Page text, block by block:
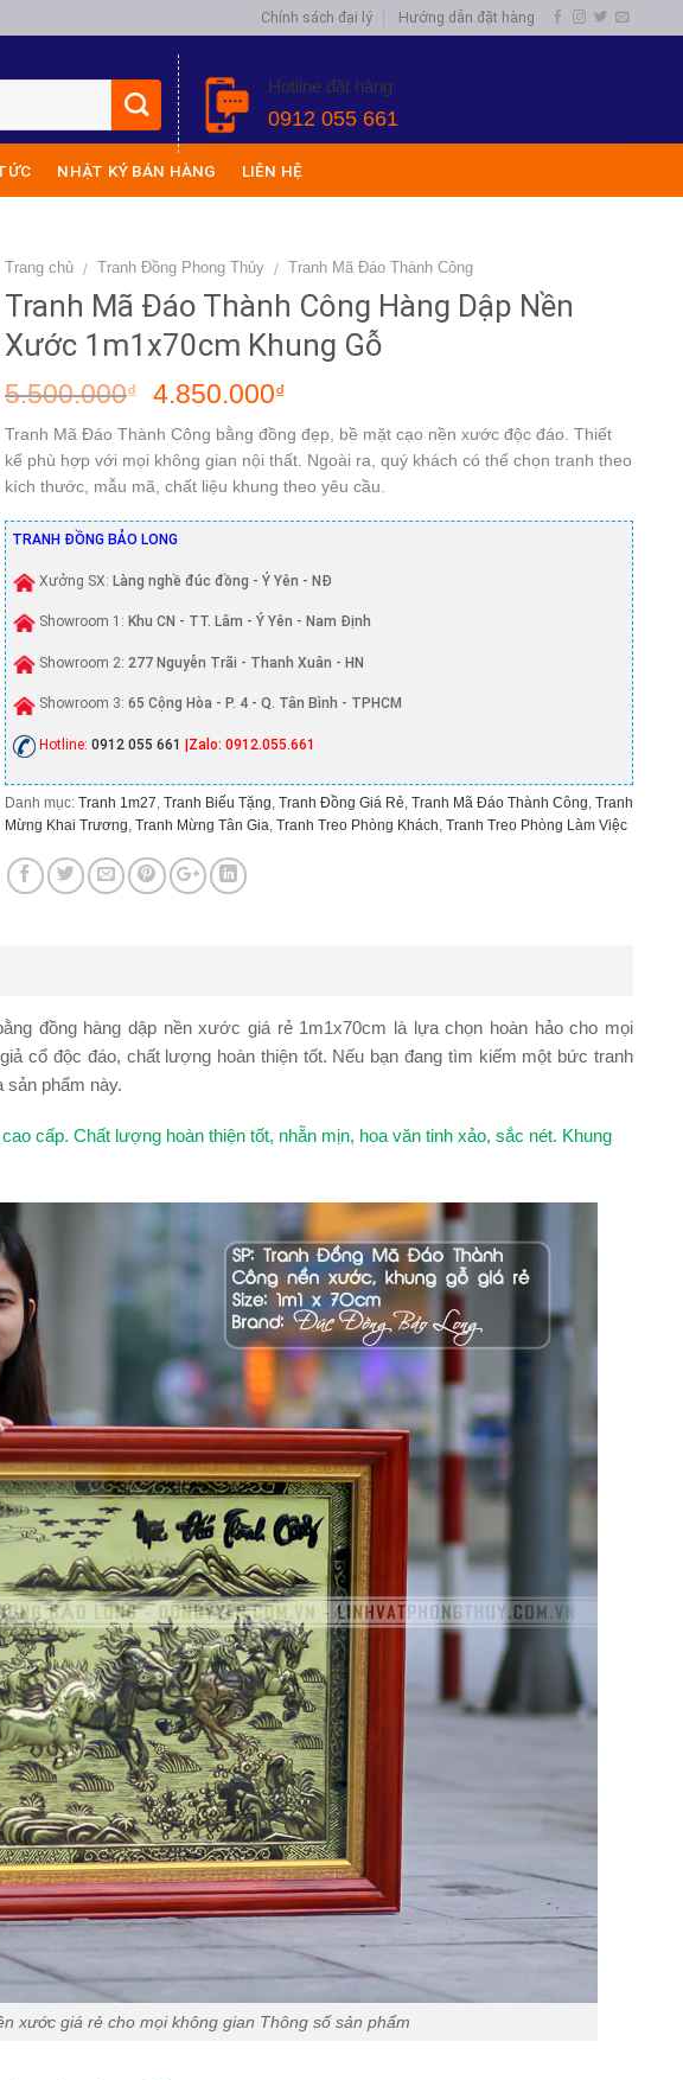
Chính sách đại lý Hướng dẫn đặt hàng
Hotline đặt hàng
0912 055 661
NHẬT KÝ BÁN HÀNG LIÊN HỆ
Trang chủ / Tranh Đồng Phong Thủy / Tranh Mã Đáo Thành Công
Tranh Mã Đáo Thành Công Hàng Dập Nền
Xước 1m1x70cm Khung Gỗ
5.500.000₫ 4.850.000₫
Tranh Mã Đáo Thành Công bằng đồng đẹp, bề mặt cạo nền xước độc đáo. Thiết
kế phù hợp với mọi không gian nội thất. Ngoài ra, quý khách có thể chọn tranh theo
kích thước, mẫu mã, chất liệu khung theo yêu cầu.
TRANH ĐỒNG BẢO LONG
Xưởng SX: Làng nghề đúc đồng - Ý Yên - NĐ
Showroom 1: Khu CN - TT. Lâm - Ý Yên - Nam Định
Showroom 2: 277 Nguyễn Trãi - Thanh Xuân - HN
Showroom 3: 65 Cộng Hòa - P. 4 - Q. Tân Bình - TPHCM
Hotline: 0912 055 661 |Zalo: 0912.055.661
Danh mục: Tranh 1m27 Tranh Biếu Tặng Tranh Đồng Giá Rẻ Tranh Mã Đáo Thành Công Tranh
Mừng Khai Trương Tranh Mừng Tân Gia Tranh Treo Phòng Khách Tranh Treo Phòng Làm Việc
đồng hàng dập nền xước giá rẻ 1m1x70cm là lựa chọn hoàn hảo cho mọi
cổ độc đáo, chất lượng hoàn thiện tốt. Nếu bạn đang tìm kiếm một bức tranh
sản phẩm này.
cấp. Chất lượng hoàn thiện tốt, nhẵn mịn, hoa văn tinh xảo, sắc nét. Khung
xước giá rẻ cho mọi không gian Thông số sản phẩm